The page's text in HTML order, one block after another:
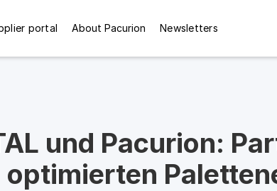
portal About Pacurion Newsletters
und Pacurion:
optimierten